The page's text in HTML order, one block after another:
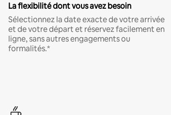
La flexibilité dont vous avez besoin
Sélectionnez la date exacte de votre arrivée
et de votre départ et réservez facilement en
ligne, sans autres engagements ou
formalités.*